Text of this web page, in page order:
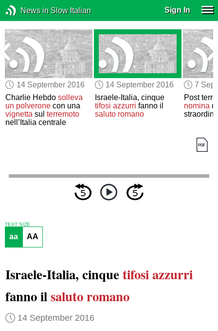
News in Slow Italian Sign In
14 September 2016
Charlie Hebdosolleva
un polverone con una
vignetta sulterremoto
nell’Italia centrale
14 September 2016
Israele-Italia, cinque
tifosi azzurri fanno il
saluto romano
7
Post
nomina
TEXT SIZE
aa AA
Israele-Italia, cinquetifosi azzurri
fanno ilsaluto romano
14 September 2016